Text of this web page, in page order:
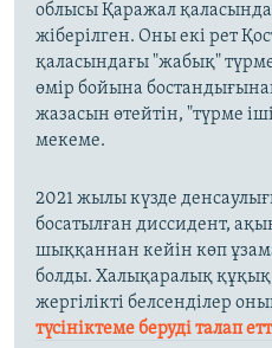
облысы Қаражал
жіберілген. Оны екі рет
қаласындағы "жабық"
өмір бойына
жазасын өтейтін, "түрме
мекеме.
2021 жылы күзде
босатылған диссидент,
шыққаннан кейін көп
болды. Халықаралық
жергілікті белсенділер
түсініктеме беруді талап